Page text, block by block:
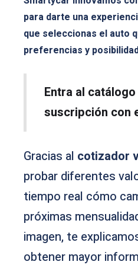
para darte una
que seleccionas el auto
preferencias y
Entra al
suscripción con
Gracias al cotizador
probar diferentes
tiempo real cómo
próximas
imagen, te
obtener mayor